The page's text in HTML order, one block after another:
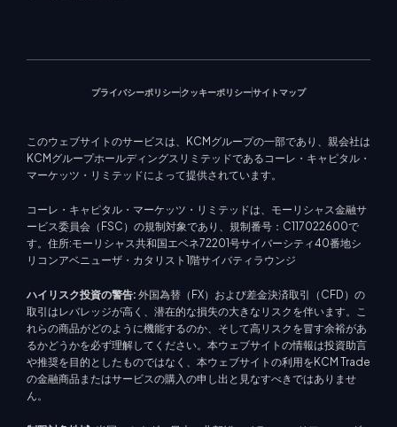
プライバシーポリシークッキーポリシーサイトマップ
このウェブサイトのサービスは、KCMグループの一部であり、親会社は
KCMグループホールディングスリミテッドであるコーレ・キャピタル・
マーケッツ・リミテッドによって提供されています。
コーレ・キャピタル・マーケッツ・リミテッドは、モーリシャス金融サ
ービス委員会（FSC）の規制対象であり、規制番号：C117022600で
す。住所:モーリシャス共和国エベネ72201号サイバーシティ40番地シ
リコンアベニューザ・カタリスト1階サイバティラウンジ
ハイリスク投資の警告: 外国為替（FX）および差金決済取引（CFD）の
取引はレバレッジが高く、潜在的な損失の大きなリスクを伴います。こ
れらの商品がどのように機能するのか、そして高リスクを冒す余裕があ
るかどうかを必ず理解してください。本ウェブサイトの情報は投資助言
や推奨を目的としたものではなく、本ウェブサイトの利用をKCM Trade
の金融商品またはサービスの購入の申し出と見なすべきではありませ
ん。